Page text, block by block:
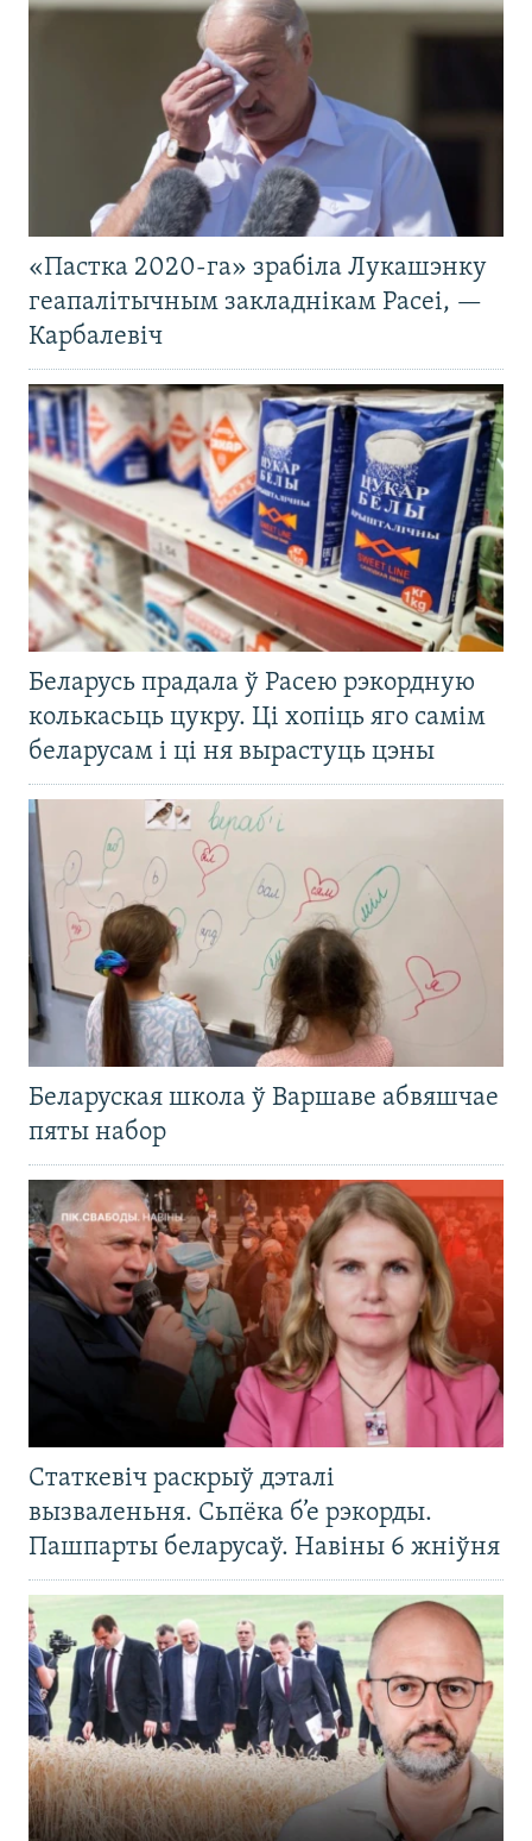
«Пастка 2020-га» зрабіла Лукашэнку
геапалітычным закладнікам Расеі, —
Карбалевіч
Беларусь прадала ў Расею рэкордную
колькасьць цукру. Ці хопіць яго самім
беларусам і ці ня вырастуць цэны
Беларуская школа ў Варшаве абвяшчае
пяты набор
Статкевіч раскрыў дэталі
вызваленьня. Сьпёка б’е рэкорды.
Пашпарты беларусаў. Навіны 6 жніўня